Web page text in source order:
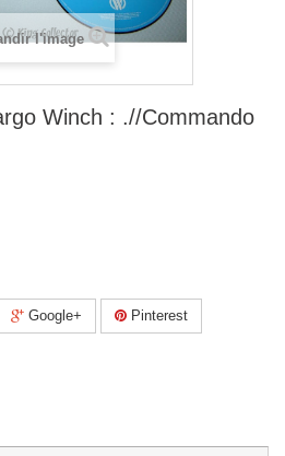
l'image
Winch : .//Commando
Google+ Pinterest